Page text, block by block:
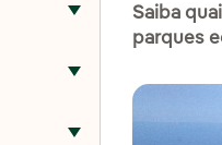
Alternar
Alternar
Saiba
parques